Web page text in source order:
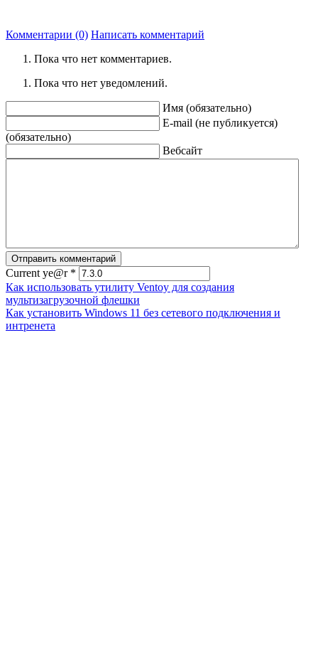
Комментарии (0) Написать комментарий
Пока что нет комментариев.
Пока что нет уведомлений.
Имя (обязательно)
E-mail (не публикуется)
(обязательно)
Вебсайт
Current ye@r *
Как использовать утилиту Ventoy для создания
мультизагрузочной флешки
Как установить Windows 11 без сетевого подключения и
интренета